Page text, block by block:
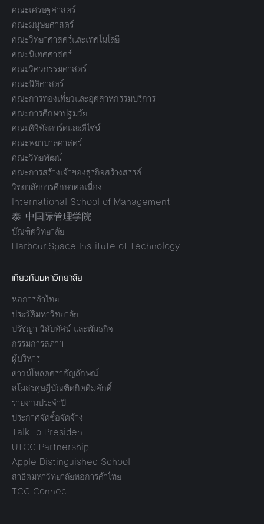
คณะเศรษฐศาสตร์
คณะมนุษยศาสตร์
คณะวิทยาศาสตร์และเทคโนโลยี
คณะนิเทศศาสตร์
คณะวิศวกรรมศาสตร์
คณะนิติศาสตร์
คณะการท่องเที่ยวและอุตสาหกรรมบริการ
คณะการศึกษาปฐมวัย
คณะดิจิทัลอาร์ตและดีไซน์
คณะพยาบาลศาสตร์
คณะวิทยพัฒน์
คณะการสร้างเจ้าของธุรกิจสร้างสรรค์
วิทยาลัยการศึกษาต่อเนื่อง
International School of Management
泰-中国际管理学院
บัณฑิตวิทยาลัย
Harbour.Space Institute of Technology
เกี่ยวกับมหาวิทยาลัย
หอการค้าไทย
ประวัติมหาวิทยาลัย
ปรัชญา วิสัยทัศน์ และพันธกิจ
กรรมการสภาฯ
ผู้บริหาร
ดาวน์โหลดตราสัญลักษณ์
สโมสรดุษฎีบัณฑิตกิตติมศักดิ์
รายงานประจำปี
ประกาศจัดซื้อจัดจ้าง
Talk to President
UTCC Partnership
Apple Distinguished School
สาธิตมหาวิทยาลัยหอการค้าไทย
TCC Connect